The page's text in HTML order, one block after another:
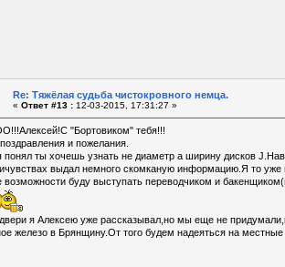
Re: Тяжёлая судьба чистокровного немца.
« Ответ #13 : 12-03-2015, 17:31:27 »
"Бортовиком" тебя!!!
и пожелания.
понял ты хочешь узнать не диаметр а ширину дисков
выдал немного скомканую информацию.Я то уже
возможности буду выступать переводчиком и
я Алексею уже рассказывал,но мы еще не
железо в Брянщину.От того будем надеяться на